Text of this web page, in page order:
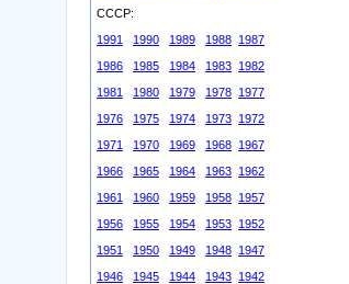
СССР:
1991
1990 1989 1988 1987
1986
1985 1984 1983 1982
1981
1980 1979 1978 1977
1976
1975 1974 1973 1972
1971
1970 1969 1968 1967
1966
1965 1964 1963 1962
1961
1960 1959 1958 1957
1956
1955 1954 1953 1952
1951
1950 1949 1948 1947
1946
1945 1944 1943 1942